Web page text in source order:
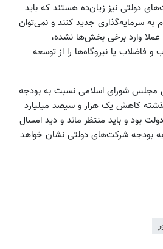
دولتی نیز زیان‌ده هستند که باید
به سرمایه‌گذاری جدید کنند و نمی‌توان
وارد برخی بخش‌ها نشده،
یا نیروگاه‌ها را از توسعه
مجلس شورای اسلامی نسبت به بودجه
کاهش یک هزار و سیصد میلیارد
بود و باید منتظر ماند و دید امسال
شرکت‌های دولتی نشان خواهد